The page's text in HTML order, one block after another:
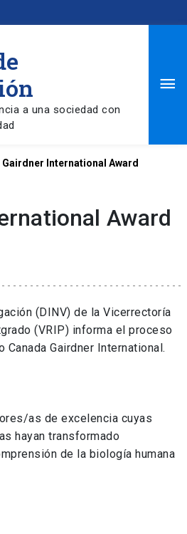
a una sociedad con
Gairdner International Award
Award
(DINV) de la Vicerrectoría
(VRIP) informa el proceso
Canada Gairdner International.
as de excelencia cuyas
hayan transformado
de la biología humana